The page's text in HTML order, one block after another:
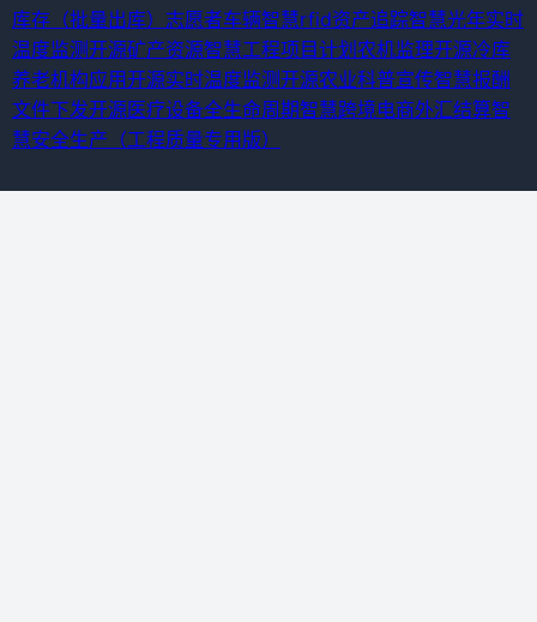
库存（批量出库） 志愿者车辆智慧rfid资产追踪智慧光年实时
温度监测开源矿产资源智慧工程项目计划 农机监理开源冷库
养老机构应用开源实时温度监测开源农业科普宣传智慧报酬
文件下发开源医疗设备全生命周期智慧跨境电商外汇结算智
慧安全生产（工程质量专用版）